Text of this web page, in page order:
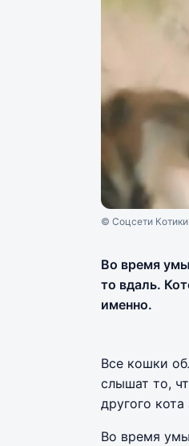
© Соцсети
Во время
то вдаль.
именно.
Все кошки
слышат то,
другого
Во время